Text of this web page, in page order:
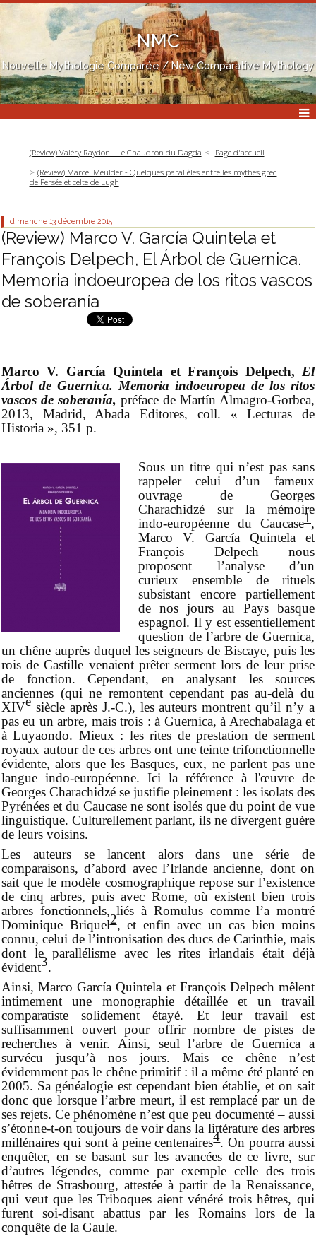
NMC
Nouvelle Mythologie Comparée / New Comparative Mythology
(Review) Valéry Raydon - Le Chaudron du Dagda
Page d'accueil
(Review) Marcel Meulder - Quelques parallèles entre les mythes grec
de Persée et celte de Lugh
dimanche 13 décembre 2015
(Review) Marco V. García Quintela et
François Delpech, El Árbol de Guernica.
Memoria indoeuropea de los ritos vascos
de soberanía
Marco V. García Quintela et François Delpech, El
Árbol de Guernica. Memoria indoeuropea de los ritos
vascos de soberanía, préface de Martín Almagro-Gorbea,
2013, Madrid, Abada Editores, coll. « Lecturas de
Historia », 351 p.
Sous un titre qui n’est pas sans
rappeler celui d’un fameux
ouvrage de Georges
Charachidzé sur la mémoire
indo-européenne du Caucase1,
Marco V. García Quintela et
François Delpech nous
proposent l’analyse d’un
curieux ensemble de rituels
subsistant encore partiellement
de nos jours au Pays basque
espagnol. Il y est essentiellement
question de l’arbre de Guernica,
un chêne auprès duquel les seigneurs de Biscaye, puis les
rois de Castille venaient prêter serment lors de leur prise
de fonction. Cependant, en analysant les sources
anciennes (qui ne remontent cependant pas au-delà du
XIVesiècle après J.-C.), les auteurs montrent qu’il n’y a
pas eu un arbre, mais trois : à Guernica, à Arechabalaga et
à Luyaondo. Mieux : les rites de prestation de serment
royaux autour de ces arbres ont une teinte trifonctionnelle
évidente, alors que les Basques, eux, ne parlent pas une
langue indo-européenne. Ici la référence à l'œuvre de
Georges Charachidzé se justifie pleinement : les isolats des
Pyrénées et du Caucase ne sont isolés que du point de vue
linguistique. Culturellement parlant, ils ne divergent guère
de leurs voisins.
Les auteurs se lancent alors dans une série de
comparaisons, d’abord avec l’Irlande ancienne, dont on
sait que le modèle cosmographique repose sur l’existence
de cinq arbres, puis avec Rome, où existent bien trois
arbres fonctionnels, liés à Romulus comme l’a montré
Dominique Briquel2, et enfin avec un cas bien moins
connu, celui de l’intronisation des ducs de Carinthie, mais
dont le parallélisme avec les rites irlandais était déjà
évident3.
Ainsi, Marco García Quintela et François Delpech mêlent
intimement une monographie détaillée et un travail
comparatiste solidement étayé. Et leur travail est
suffisamment ouvert pour offrir nombre de pistes de
recherches à venir. Ainsi, seul l’arbre de Guernica a
survécu jusqu’à nos jours. Mais ce chêne n’est
évidemment pas le chêne primitif : il a même été planté en
2005. Sa généalogie est cependant bien établie, et on sait
donc que lorsque l’arbre meurt, il est remplacé par un de
ses rejets. Ce phénomène n’est que peu documenté – aussi
s’étonne-t-on toujours de voir dans la littérature des arbres
millénaires qui sont à peine centenaires4. On pourra aussi
enquêter, en se basant sur les avancées de ce livre, sur
d’autres légendes, comme par exemple celle des trois
hêtres de Strasbourg, attestée à partir de la Renaissance,
qui veut que les Triboques aient vénéré trois hêtres, qui
furent soi-disant abattus par les Romains lors de la
conquête de la Gaule.